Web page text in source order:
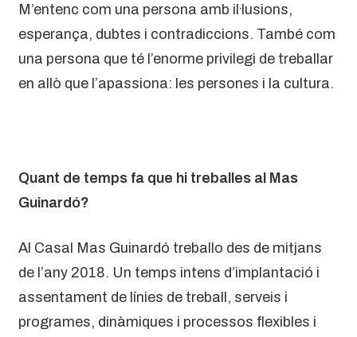
M’entenc com una persona amb il·lusions,
esperança, dubtes i contradiccions. També com
una persona que té l’enorme privilegi de treballar
en allò que l’apassiona: les persones i la cultura.
Quant de temps fa que hi treballes al Mas
Guinardó?
Al Casal Mas Guinardó treballo des de mitjans
de l’any 2018. Un temps intens d’implantació i
assentament de línies de treball, serveis i
programes, dinàmiques i processos flexibles i